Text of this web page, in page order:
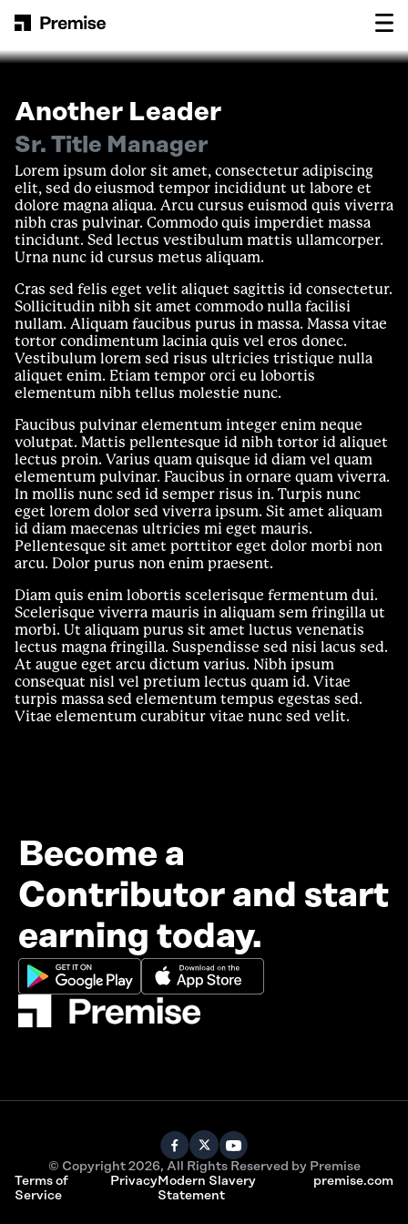
Main Navigation
Another Leader
Sr. Title Manager
Lorem ipsum dolor sit amet, consectetur adipiscing
elit, sed do eiusmod tempor incididunt ut labore et
dolore magna aliqua. Arcu cursus euismod quis viverra
nibh cras pulvinar. Commodo quis imperdiet massa
tincidunt. Sed lectus vestibulum mattis ullamcorper.
Urna nunc id cursus metus aliquam.
Cras sed felis eget velit aliquet sagittis id consectetur.
Sollicitudin nibh sit amet commodo nulla facilisi
nullam. Aliquam faucibus purus in massa. Massa vitae
tortor condimentum lacinia quis vel eros donec.
Vestibulum lorem sed risus ultricies tristique nulla
aliquet enim. Etiam tempor orci eu lobortis
elementum nibh tellus molestie nunc.
Faucibus pulvinar elementum integer enim neque
volutpat. Mattis pellentesque id nibh tortor id aliquet
lectus proin. Varius quam quisque id diam vel quam
elementum pulvinar. Faucibus in ornare quam viverra.
In mollis nunc sed id semper risus in. Turpis nunc
eget lorem dolor sed viverra ipsum. Sit amet aliquam
id diam maecenas ultricies mi eget mauris.
Pellentesque sit amet porttitor eget dolor morbi non
arcu. Dolor purus non enim praesent.
Diam quis enim lobortis scelerisque fermentum dui.
Scelerisque viverra mauris in aliquam sem fringilla ut
morbi. Ut aliquam purus sit amet luctus venenatis
lectus magna fringilla. Suspendisse sed nisi lacus sed.
At augue eget arcu dictum varius. Nibh ipsum
consequat nisl vel pretium lectus quam id. Vitae
turpis massa sed elementum tempus egestas sed.
Vitae elementum curabitur vitae nunc sed velit.
Become a
Contributor and start
earning today.
© Copyright 2026, All Rights Reserved by Premise
Terms of
Service
PrivacyModern Slavery
Statement
premise.com